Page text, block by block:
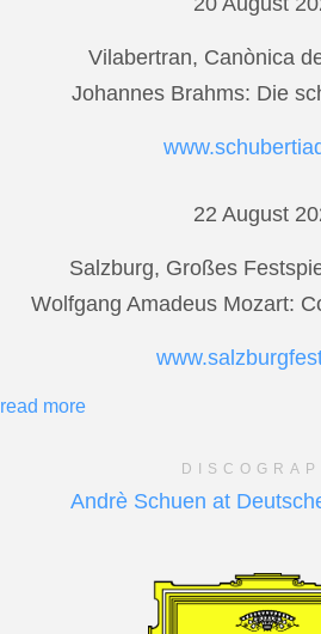
Vilabertran, Canònica
Johannes Brahms: Die
22 August
Salzburg, Großes
Wolfgang Amadeus Mozart:
read more
Andrè Schuen at